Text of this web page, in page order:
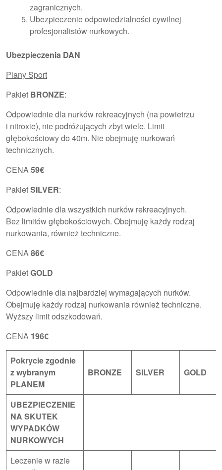
zagranicznych.
Ubezpieczenie odpowiedzialności cywilnej
profesjonalistów nurkowych.
Ubezpieczenia DAN
Plany Sport
Pakiet BRONZE:
Odpowiednie dla nurków rekreacyjnych (na powietrzu
i nitroxie), nie podróżujących zbyt wiele. Limit
głębokościowy do 40m. Nie obejmuję nurkowań
technicznych.
CENA59€
PakietSILVER:
Odpowiednie dla wszystkich nurków rekreacyjnych.
Bez limitów głębokościowych. Obejmuję każdy rodzaj
nurkowania, również techniczne.
CENA86€
PakietGOLD
Odpowiednie dla najbardziej wymagających nurków.
Obejmuję każdy rodzaj nurkowania również techniczne.
Wyższy limit odszkodowań.
CENA 196€
Pokrycie zgodnie
z wybranym
PLANEM
BRONZE SILVER GOLD
UBEZPIECZENIE
NA SKUTEK
WYPADKÓW
NURKOWYCH
Leczenie w razie